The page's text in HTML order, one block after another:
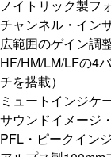
ノイトリック製フ
チャンネル・イン
広範囲のゲイン調
HF/HM/LM/LFの4
チを搭載）
ミュートインジケ
サウンドイメージ
PFL・ピークイン